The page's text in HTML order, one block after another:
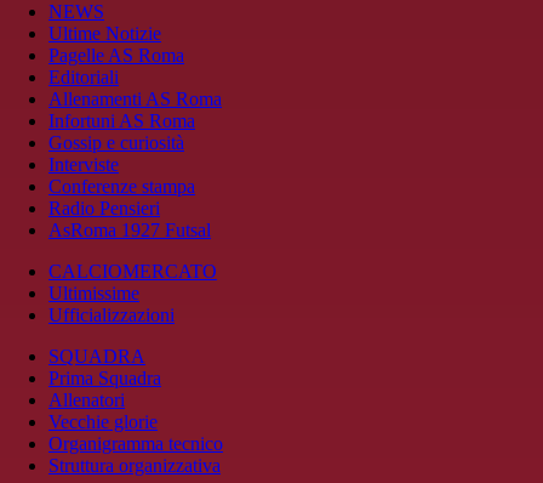
NEWS
Ultime Notizie
Pagelle AS Roma
Editoriali
Allenamenti AS Roma
Infortuni AS Roma
Gossip e curiosità
Interviste
Conferenze stampa
Radio Pensieri
AsRoma 1927 Futsal
CALCIOMERCATO
Ultimissime
Ufficializzazioni
SQUADRA
Prima Squadra
Allenatori
Vecchie glorie
Organigramma tecnico
Struttura organizzativa